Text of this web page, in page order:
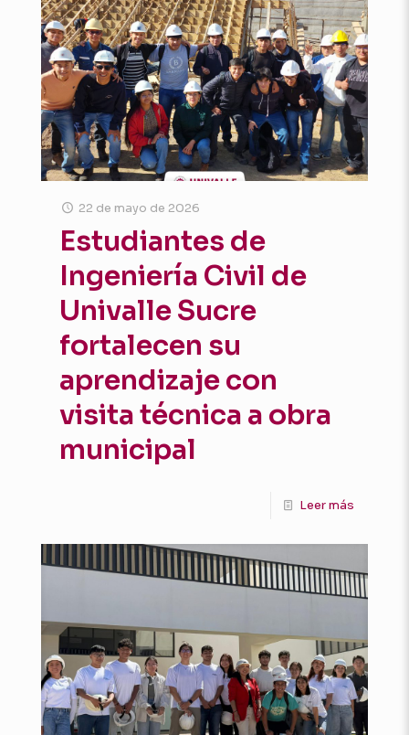
22 de mayo de 2026
Estudiantes de
Ingeniería Civil de
Univalle Sucre
fortalecen su
aprendizaje con
visita técnica a obra
municipal
Leer más